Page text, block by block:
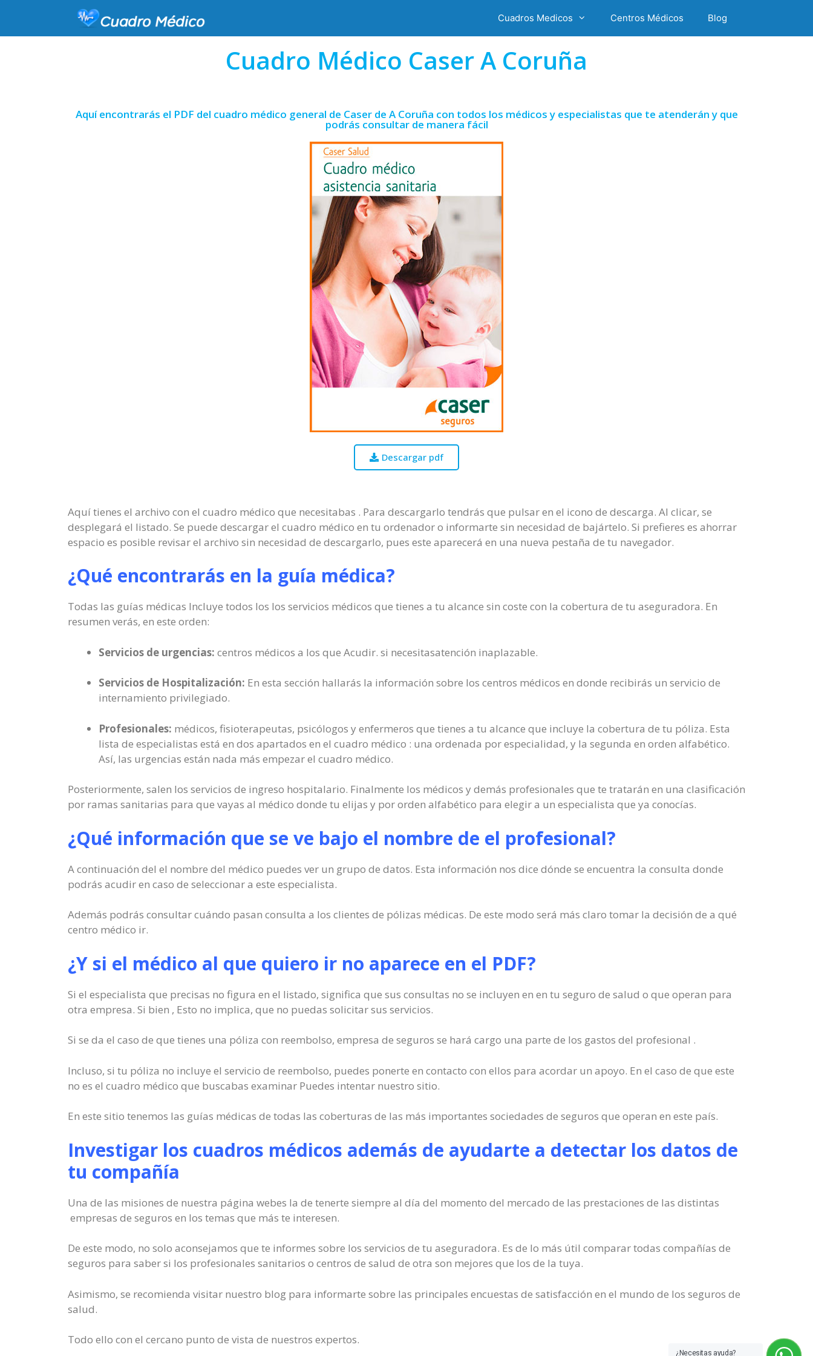
¿Necesitas ayuda?
Cuadros Medicos Centros Médicos Blog
Cuadro Médico Caser A Coruña
Aquí encontrarás el PDF del cuadro médico general de Caser de A Coruña con todos los médicos y especialistas que te atenderán y que
podrás consultar de manera fácil
Descargar pdf
Aquí tienes el archivo con el cuadro médico que necesitabas . Para descargarlo tendrás que pulsar en el icono de descarga. Al clicar, se
desplegará el listado. Se puede descargar el cuadro médico en tu ordenador o informarte sin necesidad de bajártelo. Si prefieres es ahorrar
espacio es posible revisar el archivo sin necesidad de descargarlo, pues este aparecerá en una nueva pestaña de tu navegador.
¿Qué encontrarás en la guía médica?
Todas las guías médicas Incluye todos los los servicios médicos que tienes a tu alcance sin coste con la cobertura de tu aseguradora. En
resumen verás, en este orden:
Servicios de urgencias: centros médicos a los que Acudir. si necesitasatención inaplazable.
Servicios de Hospitalización: En esta sección hallarás la información sobre los centros médicos en donde recibirás un servicio de
internamiento privilegiado.
Profesionales: médicos, fisioterapeutas, psicólogos y enfermeros que tienes a tu alcance que incluye la cobertura de tu póliza. Esta
lista de especialistas está en dos apartados en el cuadro médico : una ordenada por especialidad, y la segunda en orden alfabético.
Así, las urgencias están nada más empezar el cuadro médico.
Posteriormente, salen los servicios de ingreso hospitalario. Finalmente los médicos y demás profesionales que te tratarán en una clasificación
por ramas sanitarias para que vayas al médico donde tu elijas y por orden alfabético para elegir a un especialista que ya conocías.
¿Qué información que se ve bajo el nombre de el profesional?
A continuación del el nombre del médico puedes ver un grupo de datos. Esta información nos dice dónde se encuentra la consulta donde
podrás acudir en caso de seleccionar a este especialista.
Además podrás consultar cuándo pasan consulta a los clientes de pólizas médicas. De este modo será más claro tomar la decisión de a qué
centro médico ir.
¿Y si el médico al que quiero ir no aparece en el PDF?
Si el especialista que precisas no figura en el listado, significa que sus consultas no se incluyen en en tu seguro de salud o que operan para
otra empresa. Si bien , Esto no implica, que no puedas solicitar sus servicios.
Si se da el caso de que tienes una póliza con reembolso, empresa de seguros se hará cargo una parte de los gastos del profesional .
Incluso, si tu póliza no incluye el servicio de reembolso, puedes ponerte en contacto con ellos para acordar un apoyo. En el caso de que este
no es el cuadro médico que buscabas examinar Puedes intentar nuestro sitio.
En este sitio tenemos las guías médicas de todas las coberturas de las más importantes sociedades de seguros que operan en este país.
Investigar los cuadros médicos además de ayudarte a detectar los datos de
tu compañía
Una de las misiones de nuestra página webes la de tenerte siempre al día del momento del mercado de las prestaciones de las distintas
empresas de seguros en los temas que más te interesen.
De este modo, no solo aconsejamos que te informes sobre los servicios de tu aseguradora. Es de lo más útil comparar todas compañías de
seguros para saber si los profesionales sanitarios o centros de salud de otra son mejores que los de la tuya.
Asimismo, se recomienda visitar nuestro blog para informarte sobre las principales encuestas de satisfacción en el mundo de los seguros de
salud.
Todo ello con el cercano punto de vista de nuestros expertos.